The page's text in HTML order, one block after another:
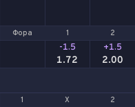
Фора 1 2
Фора 1 2
-1.5
1.72
+1.5
2.00
1 Х 2
1 Х 2